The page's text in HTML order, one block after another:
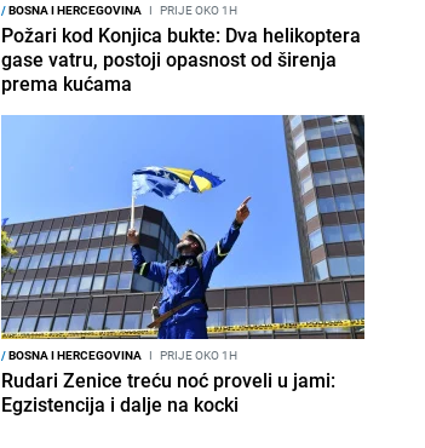
/BOSNA I HERCEGOVINA I PRIJE OKO 1H
Požari kod Konjica bukte: Dva helikoptera
gase vatru, postoji opasnost od širenja
prema kućama
/BOSNA I HERCEGOVINA I PRIJE OKO 1H
Rudari Zenice treću noć proveli u jami:
Egzistencija i dalje na kocki